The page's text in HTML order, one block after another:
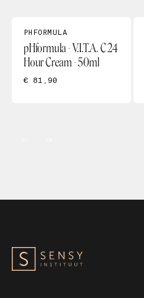
PHFORMULA
pHformula - V.I.T.A. C 24
Hour Cream - 50ml
€ 81,90